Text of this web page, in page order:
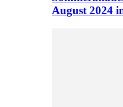
August 2024